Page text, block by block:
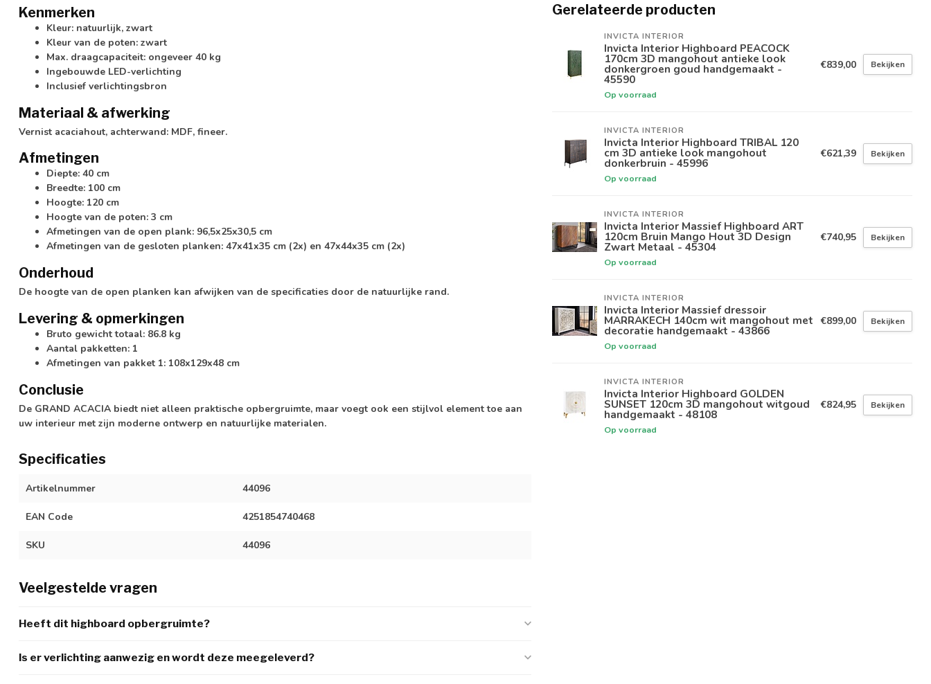
Kenmerken
Kleur: natuurlijk, zwart
Kleur van de poten: zwart
Max. draagcapaciteit: ongeveer 40 kg
Ingebouwde LED-verlichting
Inclusief verlichtingsbron
Materiaal & afwerking
Vernist acaciahout, achterwand: MDF, fineer.
Afmetingen
Diepte: 40 cm
Breedte: 100 cm
Hoogte: 120 cm
Hoogte van de poten: 3 cm
Afmetingen van de open plank: 96,5x25x30,5 cm
Afmetingen van de gesloten planken: 47x41x35 cm (2x) en 47x44x35 cm (2x)
Onderhoud
De hoogte van de open planken kan afwijken van de specificaties door de natuurlijke rand.
Levering & opmerkingen
Bruto gewicht totaal: 86.8 kg
Aantal pakketten: 1
Afmetingen van pakket 1: 108x129x48 cm
Conclusie
De GRAND ACACIA biedt niet alleen praktische opbergruimte, maar voegt ook een stijlvol element toe aan
uw interieur met zijn moderne ontwerp en natuurlijke materialen.
Specificaties
Artikelnummer 44096
EAN Code 4251854740468
SKU 44096
Veelgestelde vragen
Heeft dit highboard opbergruimte?
Is er verlichting aanwezig en wordt deze meegeleverd?
Gerelateerde producten
INVICTA INTERIOR
Invicta Interior Highboard PEACOCK
170cm 3D mangohout antieke look
donkergroen goud handgemaakt -
45590
Op voorraad
€839,00 Bekijken
INVICTA INTERIOR
Invicta Interior Highboard TRIBAL 120
cm 3D antieke look mangohout
donkerbruin - 45996
Op voorraad
€621,39 Bekijken
INVICTA INTERIOR
Invicta Interior Massief Highboard ART
120cm Bruin Mango Hout 3D Design
Zwart Metaal - 45304
Op voorraad
€740,95 Bekijken
INVICTA INTERIOR
Invicta Interior Massief dressoir
MARRAKECH 140cm wit mangohout met
decoratie handgemaakt - 43866
Op voorraad
€899,00 Bekijken
INVICTA INTERIOR
Invicta Interior Highboard GOLDEN
SUNSET 120cm 3D mangohout witgoud
handgemaakt - 48108
Op voorraad
€824,95 Bekijken